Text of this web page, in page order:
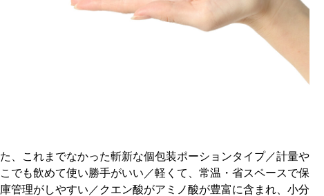
、これまでなかった斬新な個包装ポーションタイプ／計量や
でも飲めて使い勝手がいい／軽くて、常温・省スペースで保
管理がしやすい／クエン酸がアミノ酸が豊富に含まれ、小分